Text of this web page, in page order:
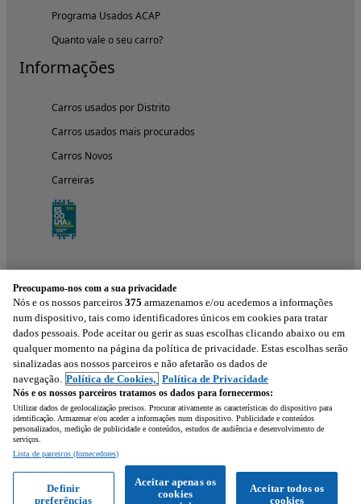
Programa Usados ACAP
Quanto vale o seu carro?
Informações
Carros usados por Distrito
Carros usados mais procurados
Carros Novos
Carreiras
Experimenta a aplicação
Preocupamo-nos com a sua privacidade
Nós e os nossos parceiros 375 armazenamos e/ou acedemos a informações
num dispositivo, tais como identificadores únicos em cookies para tratar
dados pessoais. Pode aceitar ou gerir as suas escolhas clicando abaixo ou em
qualquer momento na página da política de privacidade. Estas escolhas serão
sinalizadas aos nossos parceiros e não afetarão os dados de
navegação. Política de Cookies, Política de Privacidade
Nós e os nossos parceiros tratamos os dados para fornecermos:
Utilizar dados de geolocalização precisos. Procurar ativamente as características do dispositivo para
identificação. Armazenar e/ou aceder a informações num dispositivo. Publicidade e conteúdos
personalizados, medição de publicidade e conteúdos, estudos de audiência e desenvolvimento de
serviços.
Lista de parceiros (fornecedores)
Aceitar todos os
cookies
Aceitar apenas os
cookies
Definir
preferências